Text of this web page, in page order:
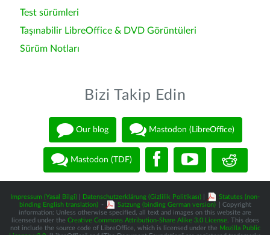
Test sürümleri
Taşınabilir LibreOffice & DVD Görüntüleri
Sürüm Notları
Bizi Takip Edin
Our blog Mastodon (LibreOffice)
Mastodon (TDF)
Impressum (Yasal Bilgi) Datenschutzerklärung (Gizlilik Politikası)
Statutes (non-
binding English translation) - Satzung (binding German version)
| Copyright
information: Unless otherwise specified, all text and images on this website are
licensed under the Creative Commons Attribution-Share Alike 3.0 License. This does
not include the source code of LibreOffice, which is licensed under the Mozilla Public